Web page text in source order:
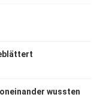
wussten